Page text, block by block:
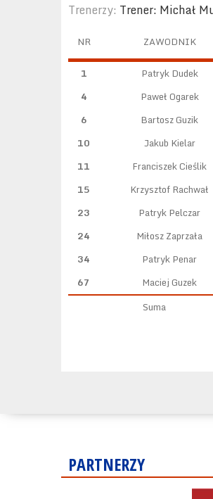
Trenerzy: Trener: Michał
NR ZAWODNIK
1 Patryk Dudek
4
Paweł Ogarek
6
Bartosz Guzik
10
Jakub Kielar
11
Franciszek Cieślik
15
Krzysztof Rachwał
23
Patryk Pelczar
24
Miłosz Zaprzała
34
Patryk Penar
67
Maciej Guzek
Suma
PARTNERZY